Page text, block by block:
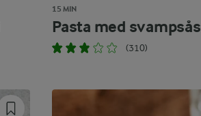
15 MIN
Pasta med svampsås
(310)